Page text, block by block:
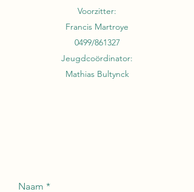
Voorzitter:
Francis Martroye
0499/861327
Jeugdcoördinator:
Mathias Bultynck
Naam